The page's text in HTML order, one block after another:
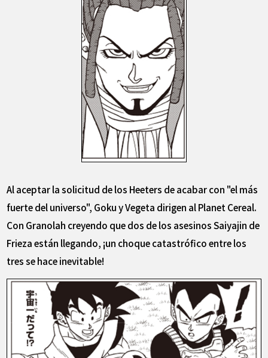
Al aceptar la solicitud de los Heeters de acabar con "el más
fuerte del universo", Goku y Vegeta dirigen al Planet Cereal.
Con Granolah creyendo que dos de los asesinos Saiyajin de
Frieza están llegando, ¡un choque catastrófico entre los
tres se hace inevitable!